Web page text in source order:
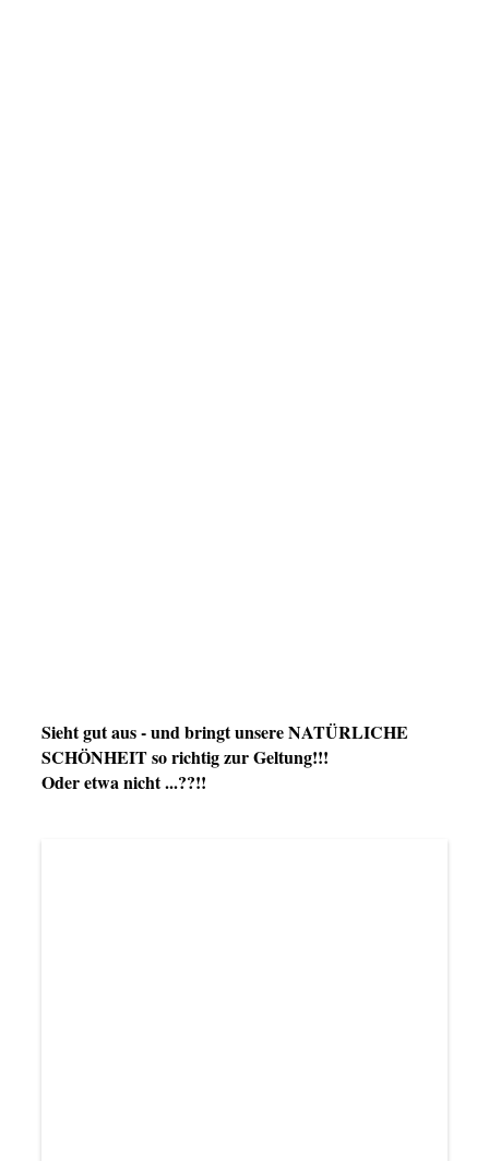
Sieht gut aus - und bringt unsere NATÜRLICHE
SCHÖNHEIT so richtig zur Geltung!!!
Oder etwa nicht ...??!!